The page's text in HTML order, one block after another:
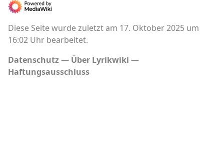
Diese Seite wurde zuletzt am 17. Oktober 2025 um
16:02 Uhr bearbeitet.
Datenschutz
Über Lyrikwiki
Haftungsausschluss